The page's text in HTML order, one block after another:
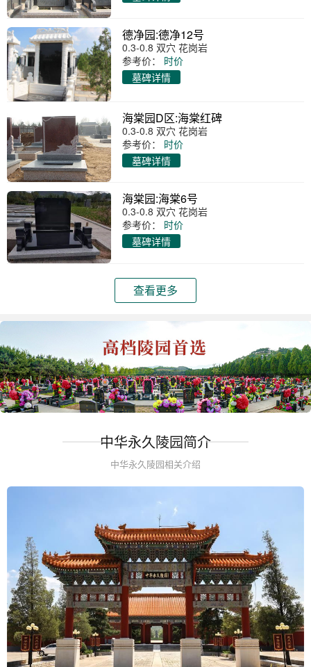
德净园:德净12号
0.3-0.8 双穴 花岗岩
参考价：
时价
墓碑详情
海棠园D区:海棠红碑
0.3-0.8 双穴 花岗岩
参考价：
时价
墓碑详情
海棠园:海棠6号
0.3-0.8 双穴 花岗岩
参考价：
时价
墓碑详情
查看更多
中华永久陵园简介
中华永久陵园相关介绍